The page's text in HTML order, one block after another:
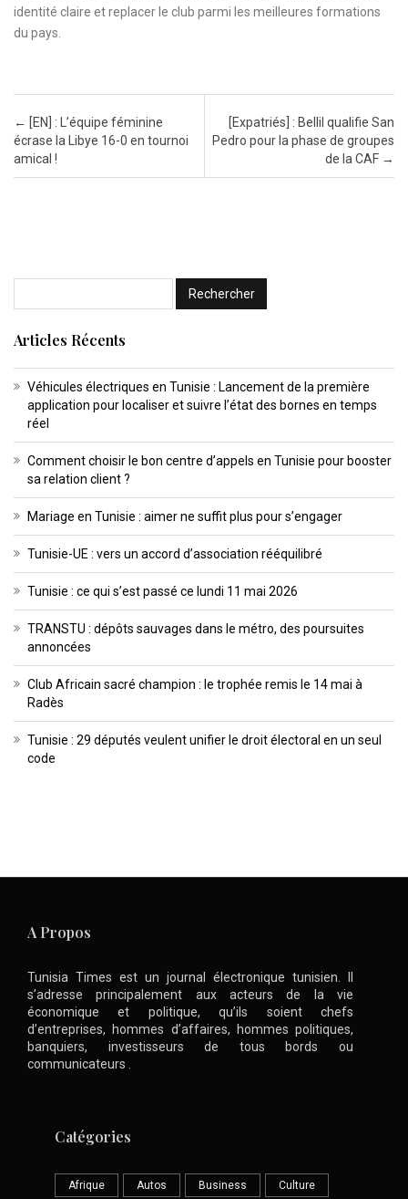
identité claire et replacer le club parmi les meilleures formations
du pays.
Post navigation
← [EN] : L’équipe féminine
écrase la Libye 16-0 en tournoi
amical !
[Expatriés] : Bellil qualifie San
Pedro pour la phase de groupes
de la CAF →
Articles Récents
Véhicules électriques en Tunisie : Lancement de la première
application pour localiser et suivre l’état des bornes en temps
réel
Comment choisir le bon centre d’appels en Tunisie pour booster
sa relation client ?
Mariage en Tunisie : aimer ne suffit plus pour s’engager
Tunisie-UE : vers un accord d’association rééquilibré
Tunisie : ce qui s’est passé ce lundi 11 mai 2026
TRANSTU : dépôts sauvages dans le métro, des poursuites
annoncées
Club Africain sacré champion : le trophée remis le 14 mai à
Radès
Tunisie : 29 députés veulent unifier le droit électoral en un seul
code
A Propos
Tunisia Times est un journal électronique tunisien. Il
s’adresse principalement aux acteurs de la vie
économique et politique, qu’ils soient chefs
d’entreprises, hommes d’affaires, hommes politiques,
banquiers, investisseurs de tous bords ou
communicateurs .
Catégories
Afrique Autos Business Culture